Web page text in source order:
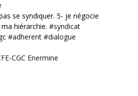
se syndiquer. 5- je négocie
hiérarchie. #syndicat
#adherent #dialogue
CGC Enermine